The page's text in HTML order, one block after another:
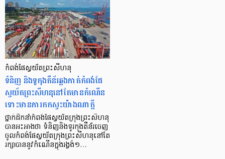
កំពង់ផែស្វយ័តព្រះសីហនុ
ទំនិញ និងទូកុងតឺន័រឆ្លងកាត់កំពង់ផែ
ស្វយ័តព្រះសីហនុនៅតែមានកំណើន
ទោះមានការកកស្ទះយ៉ាងណាក្តី
ថ្នាក់ដឹកនាំកំពង់ផែស្វយ័តក្រុងព្រះសីហនុ
បានអះអាងថា ទំនិញនិងទូរកុងតឺន័រចេញ
ចូលកំពង់ផែស្វយ័តក្រុងព្រះសីហនុនៅតែ
រក្សាបាននូវកំណើនក្នុងរង្វង់១…